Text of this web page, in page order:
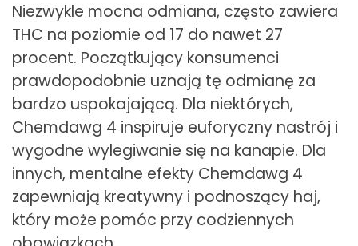
Niezwykle mocna odmiana, często zawiera
THC na poziomie od 17 do nawet 27
procent. Początkujący konsumenci
prawdopodobnie uznają tę odmianę za
bardzo uspokajającą. Dla niektórych,
Chemdawg 4 inspiruje euforyczny nastrój i
wygodne wylegiwanie się na kanapie. Dla
innych, mentalne efekty Chemdawg 4
zapewniają kreatywny i podnoszący haj,
który może pomóc przy codziennych